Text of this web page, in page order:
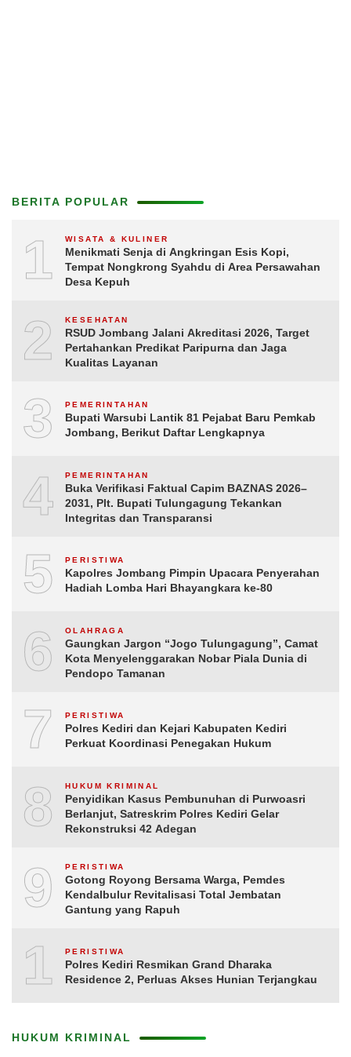
BERITA POPULAR
1 WISATA & KULINER
Menikmati Senja di Angkringan Esis Kopi,
Tempat Nongkrong Syahdu di Area Persawahan
Desa Kepuh
2 KESEHATAN
RSUD Jombang Jalani Akreditasi 2026, Target
Pertahankan Predikat Paripurna dan Jaga
Kualitas Layanan
3 PEMERINTAHAN
Bupati Warsubi Lantik 81 Pejabat Baru Pemkab
Jombang, Berikut Daftar Lengkapnya
4 PEMERINTAHAN
Buka Verifikasi Faktual Capim BAZNAS 2026–
2031, Plt. Bupati Tulungagung Tekankan
Integritas dan Transparansi
5 PERISTIWA
Kapolres Jombang Pimpin Upacara Penyerahan
Hadiah Lomba Hari Bhayangkara ke-80
6 OLAHRAGA
Gaungkan Jargon “Jogo Tulungagung”, Camat
Kota Menyelenggarakan Nobar Piala Dunia di
Pendopo Tamanan
7 PERISTIWA
Polres Kediri dan Kejari Kabupaten Kediri
Perkuat Koordinasi Penegakan Hukum
8 HUKUM KRIMINAL
Penyidikan Kasus Pembunuhan di Purwoasri
Berlanjut, Satreskrim Polres Kediri Gelar
Rekonstruksi 42 Adegan
9 PERISTIWA
Gotong Royong Bersama Warga, Pemdes
Kendalbulur Revitalisasi Total Jembatan
Gantung yang Rapuh
10PERISTIWA
Polres Kediri Resmikan Grand Dharaka
Residence 2, Perluas Akses Hunian Terjangkau
HUKUM KRIMINAL